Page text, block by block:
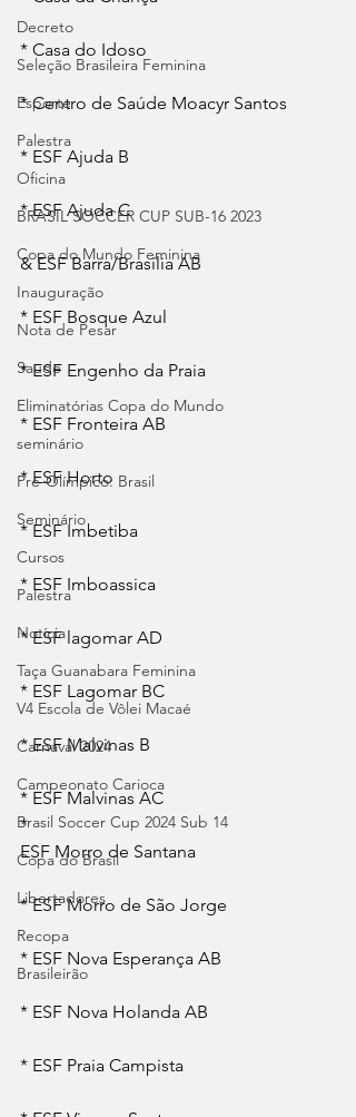
Decreto
Seleção Brasileira Feminina
Esporte
Palestra
Oficina
BRASIL SOCCER CUP SUB-16 2023
Copa do Mundo Feminina
Inauguração
Nota de Pesar
Saude
Eliminatórias Copa do Mundo
seminário
Pré-Olímpico: Brasil
Seminário
Cursos
Palestra
Notícia
Taça Guanabara Feminina
V4 Escola de Vôlei Macaé
Carnaval 2024
Campeonato Carioca
Brasil Soccer Cup 2024 Sub 14
Copa do Brasil
Libertadores
Recopa
Brasileirão
* Casa do Idoso
* Centro de Saúde Moacyr Santos
* ESF Ajuda B
* ESF Ajuda C
& ESF Barra/Brasília AB
* ESF Bosque Azul
* ESF Engenho da Praia
* ESF Fronteira AB
* ESF Horto
* ESF Imbetiba
* ESF Imboassica
* ESF lagomar AD
* ESF Lagomar BC
* ESF Malvinas B
* ESF Malvinas AC
*
ESF Morro de Santana
* ESF Morro de São Jorge
* ESF Nova Esperança AB
* ESF Nova Holanda AB
* ESF Praia Campista